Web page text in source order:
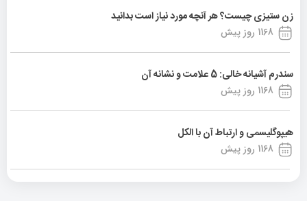
زن ستیزی چیست؟ هر آنچه مورد نیاز است بدانید
1168 روز پیش
سندرم آشیانه خالی: 5 علامت و نشانه آن
1168 روز پیش
هیپوگلیسمی و ارتباط آن با الکل
1168 روز پیش